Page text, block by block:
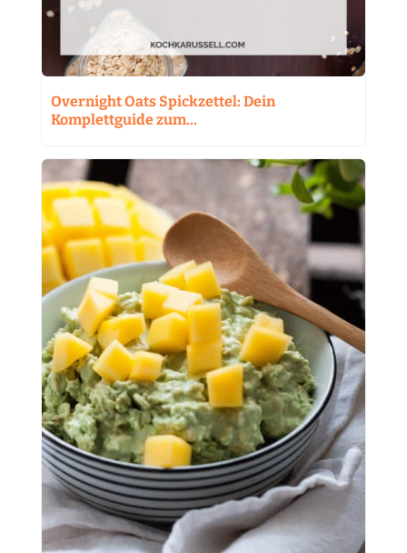
Overnight Oats Spickzettel: Dein
Komplettguide zum…